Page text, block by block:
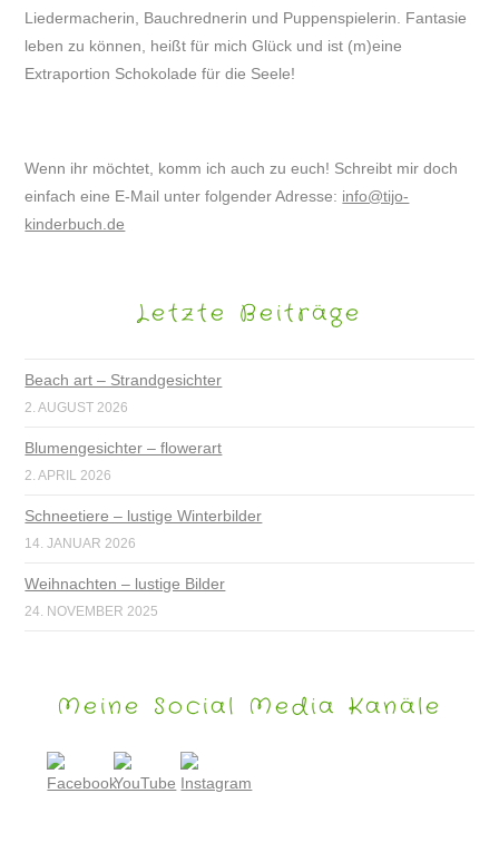
Liedermacherin, Bauchrednerin und Puppenspielerin. Fantasie
leben zu können, heißt für mich Glück und ist (m)eine
Extraportion Schokolade für die Seele!
Wenn ihr möchtet, komm ich auch zu euch! Schreibt mir doch
einfach eine E-Mail unter folgender Adresse: info@tijo-
kinderbuch.de
Letzte Beiträge
Beach art – Strandgesichter
2. AUGUST 2026
Blumengesichter – flowerart
2. APRIL 2026
Schneetiere – lustige Winterbilder
14. JANUAR 2026
Weihnachten – lustige Bilder
24. NOVEMBER 2025
Meine Social Media Kanäle